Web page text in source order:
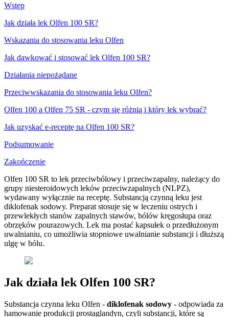
Wstęp
Jak działa lek Olfen 100 SR?
Wskazania do stosowania leku Olfen
Jak dawkować i stosować lek Olfen 100 SR?
Działania niepożądane
Przeciwwskazania do stosowania leku Olfen?
Olfen 100 a Olfen 75 SR - czym się różnią i który lek wybrać?
Jak uzyskać e-receptę na Olfen 100 SR?
Podsumowanie
Zakończenie
Olfen 100 SR to lek przeciwbólowy i przeciwzapalny, należący do
grupy niesteroidowych leków przeciwzapalnych (NLPZ),
wydawany wyłącznie na receptę. Substancją czynną leku jest
diklofenak sodowy. Preparat stosuje się w leczeniu ostrych i
przewlekłych stanów zapalnych stawów, bólów kręgosłupa oraz
obrzęków pourazowych. Lek ma postać kapsułek o przedłużonym
uwalnianiu, co umożliwia stopniowe uwalnianie substancji i dłuższą
ulgę w bólu.
Jak działa lek Olfen 100 SR?
Substancja czynna leku Olfen - diklofenak sodowy - odpowiada za
hamowanie produkcji prostaglandyn, czyli substancji, które są